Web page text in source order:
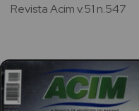
Revista Acim v.51 n.547